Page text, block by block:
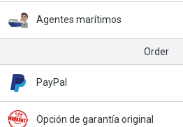
Agentes marítimos
Order
PayPal
Opción de garantía original